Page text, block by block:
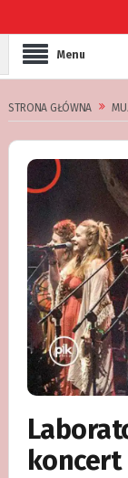
Menu
STRONA GŁÓWNA
koncert